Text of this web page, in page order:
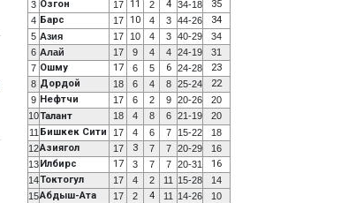
3 Озгон 17 11 2 4 34-18 35
4 Барс 17 10 4 3 44-26 34
5 Азия 17 10 4 3 40-29
34
6 Алай 17 9 4 4 24-19
31
7 Ошму 17 6 5 6 24-28 23
8 Дордой 18 6 4 8 25-24 22
9 Нефтчи 17 6 2 9 20-26
20
10Талант 18 4 8 6 21-19
20
11 Бишкек Сити 17 4 6 7 15-22
18
12Азиягол 17 3 7 7 20-29
16
13 Илбирс 17 3 7 7 20-31 16
14Токтогул 17 4 2 11 15-28
14
15Абдыш-Ата 17 2 4 11 14-26
10